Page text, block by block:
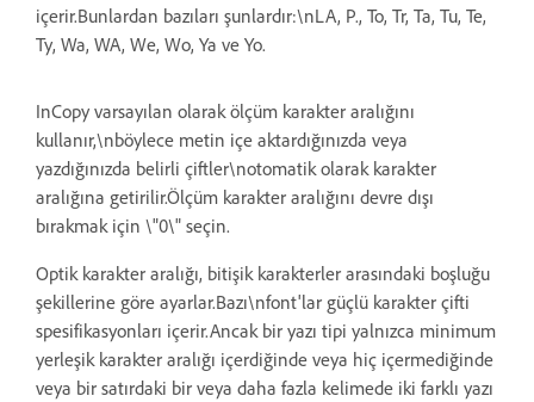
içerir.Bunlardan bazıları şunlardır:\nLA, P., To, Tr, Ta, Tu, Te,
Ty, Wa, WA, We, Wo, Ya ve Yo.
InCopy varsayılan olarak ölçüm karakter aralığını
kullanır,\nböylece metin içe aktardığınızda veya
yazdığınızda belirli çiftler\notomatik olarak karakter
aralığına getirilir.Ölçüm karakter aralığını devre dışı
bırakmak için \"0\" seçin.
Optik karakter aralığı, bitişik karakterler arasındaki boşluğu
şekillerine göre ayarlar.Bazı\nfont'lar güçlü karakter çifti
spesifikasyonları içerir.Ancak bir yazı tipi yalnızca minimum
yerleşik karakter aralığı içerdiğinde veya hiç içermediğinde
veya bir satırdaki bir veya daha fazla kelimede iki farklı yazı